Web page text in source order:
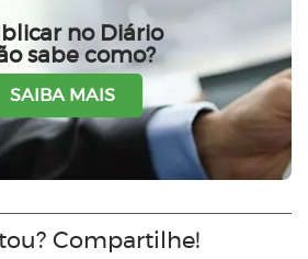
no Diário
sabe como?
SAIBA MAIS
Compartilhe!